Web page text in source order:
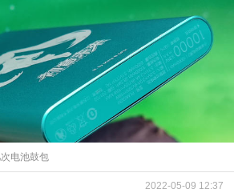
电池鼓包
2022-05-09 12:37